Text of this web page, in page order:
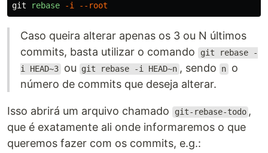
git rebase -i --root
Caso queira alterar apenas os 3 ou N últimos
commits, basta utilizar o comando
git rebase -
i HEAD~3 ou git rebase -i HEAD~n , sendo n o
número de commits que deseja alterar.
Isso abrirá um arquivo chamado git-rebase-todo ,
que é exatamente ali onde informaremos o que
queremos fazer com os commits, e.g.: